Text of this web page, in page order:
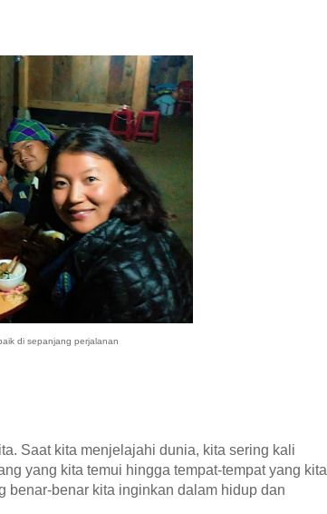
di sepanjang perjalanan
Saat kita menjelajahi dunia, kita sering kali
yang kita temui hingga tempat-tempat yang kita
benar-benar kita inginkan dalam hidup dan